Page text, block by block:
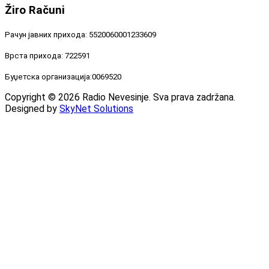
Žiro Računi
Рачун јавних прихода: 5520060001233609
Врста прихода: 722591
Буџетска организација:0069520
Copyright © 2026 Radio Nevesinje. Sva prava zadržana.
Designed by SkyNet Solutions